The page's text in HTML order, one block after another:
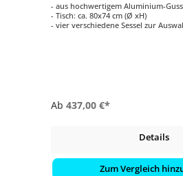
- aus hochwertigem Aluminium-
- Tisch: ca. 80x74 cm (Ø xH)
- vier verschiedene Sessel zur
Ab 437,00 €*
Details
Zum Vergleich